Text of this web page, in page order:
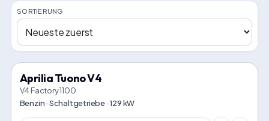
SORTIERUNG
Aprilia Tuono V4
V4 Factory 1100
Benzin · Schaltgetriebe · 129 kW